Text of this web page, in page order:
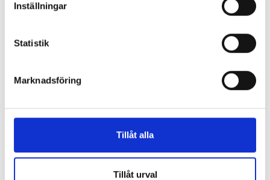
Inställningar
Statistik
Marknadsföring
Tillåt alla
Tillåt urval
Anna Ahlund Anna Ahlund